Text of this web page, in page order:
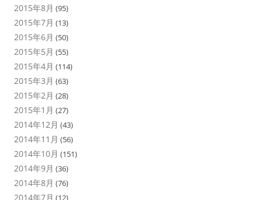
2015年8月 (95)
2015年7月 (13)
2015年6月 (50)
2015年5月 (55)
2015年4月 (114)
2015年3月 (63)
2015年2月 (28)
2015年1月 (27)
2014年12月 (43)
2014年11月 (56)
2014年10月 (151)
2014年9月 (36)
2014年8月 (76)
2014年7月 (12)